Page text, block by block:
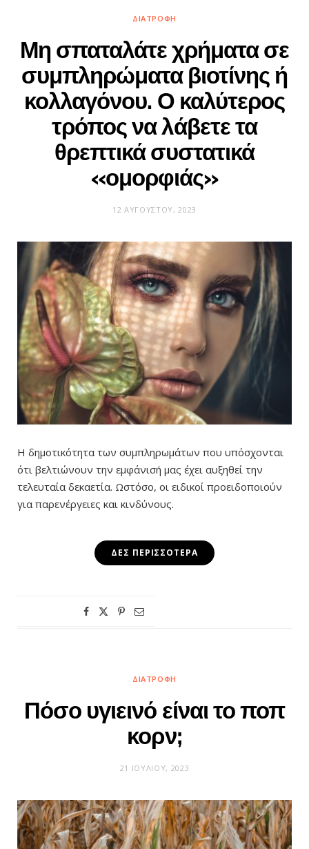
ΔΙΑΤΡΟΦΉ
Μη σπαταλάτε χρήματα σε
συμπληρώματα βιοτίνης ή
κολλαγόνου. Ο καλύτερος
τρόπος να λάβετε τα
θρεπτικά συστατικά
«ομορφιάς»
12 ΑΥΓΟΎΣΤΟΥ, 2023
Η δημοτικότητα των συμπληρωμάτων που υπόσχονται
ότι βελτιώνουν την εμφάνισή μας έχει αυξηθεί την
τελευταία δεκαετία. Ωστόσο, οι ειδικοί προειδοποιούν
για παρενέργειες και κινδύνους.
ΔΕΣ ΠΕΡΙΣΣΌΤΕΡΑ
ΔΙΑΤΡΟΦΉ
Πόσο υγιεινό είναι το ποπ
κορν;
21 ΙΟΥΛΊΟΥ, 2023